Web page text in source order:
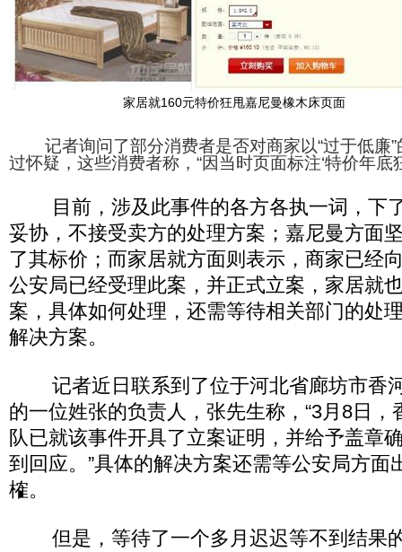
家居就160元特价狂甩嘉尼曼橡木床页面
记者询问了部分消费者是否对商家以“过于低廉”
过怀疑，这些消费者称，“因当时页面标注‘特价年
目前，涉及此事件的各方各执一词，下
妥协，不接受卖方的处理方案；嘉尼曼方面
了其标价；而家居就方面则表示，商家已经
公安局已经受理此案，并正式立案，家居就
案，具体如何处理，还需等待相关部门的处
解决方案。
记者近日联系到了位于河北省廊坊市香
的一位姓张的负责人，张先生称，“3月8日，
队已就该事件开具了立案证明，并给予盖章
到回应。”具体的解决方案还需等公安局方面
榷。
但是，等待了一个多月迟迟等不到结果